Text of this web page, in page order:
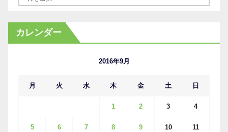
カ
イ
カレンダー
2016年9月
月 火 水 木 金 土 日
1 2 3 4
5 6 7 8 9 10 11